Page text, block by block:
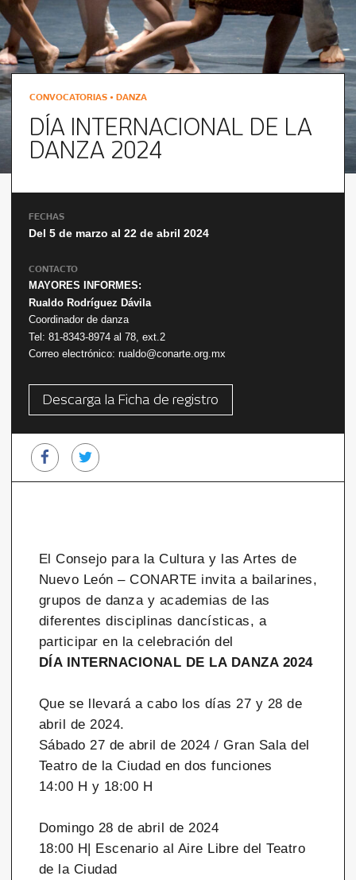
CONVOCATORIAS • DANZA
DÍA INTERNACIONAL DE LA
DANZA 2024
FECHAS
Del 5 de marzo al 22 de abril 2024
CONTACTO
MAYORES INFORMES:
Rualdo Rodríguez Dávila
Coordinador de danza
Tel: 81-8343-8974 al 78, ext.2
Correo electrónico: rualdo@conarte.org.mx
Descarga la Ficha de registro
El Consejo para la Cultura y las Artes de
Nuevo León – CONARTE invita a bailarines,
grupos de danza y academias de las
diferentes disciplinas dancísticas, a
participar en la celebración del
DÍA INTERNACIONAL DE LA DANZA 2024
Que se llevará a cabo los días 27 y 28 de
abril de 2024.
Sábado 27 de abril de 2024 / Gran Sala del
Teatro de la Ciudad en dos funciones
14:00 H y 18:00 H
Domingo 28 de abril de 2024
18:00 H| Escenario al Aire Libre del Teatro
de la Ciudad